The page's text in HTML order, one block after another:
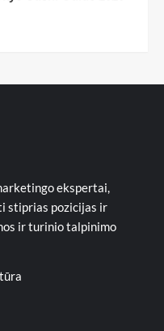
ekspertai,
stiprias pozicijas ir
ir turinio talpinimo